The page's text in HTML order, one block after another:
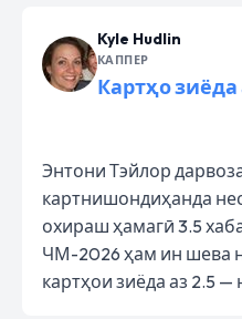
Kyle Hudlin
КАППЕР
Картҳо зиёда
Энтони Тэйлор
картнишондиҳанда
охираш ҳамагӣ 3.5
ЧМ-2026 ҳам ин шева
картҳои зиёда аз 2.5